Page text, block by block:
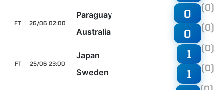
26/06 02:00
FT
Paraguay
Australia
0 (0)
0 (0)
25/06 23:00
FT
Japan
Sweden
1 (0)
1 (0)